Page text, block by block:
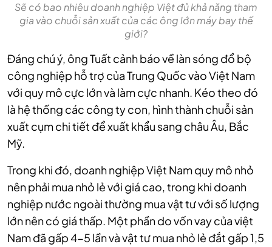
Sẽ có bao nhiêu doanh nghiệp Việt đủ khả năng tham
gia vào chuỗi sản xuất của các ông lớn máy bay thế
giới?
Đáng chú ý, ông Tuất cảnh báo về làn sóng đổ bộ
công nghiệp hỗ trợ của Trung Quốc vào Việt Nam
với quy mô cực lớn và làm cực nhanh. Kéo theo đó
là hệ thống các công ty con, hình thành chuỗi sản
xuất cụm chi tiết để xuất khẩu sang châu Âu, Bắc
Mỹ.
Trong khi đó, doanh nghiệp Việt Nam quy mô nhỏ
nên phải mua nhỏ lẻ với giá cao, trong khi doanh
nghiệp nước ngoài thường mua vật tư với số lượng
lớn nên có giá thấp. Một phần do vốn vay của việt
Nam đã gấp 4-5 lần và vật tư mua nhỏ lẻ đắt gấp 1,5